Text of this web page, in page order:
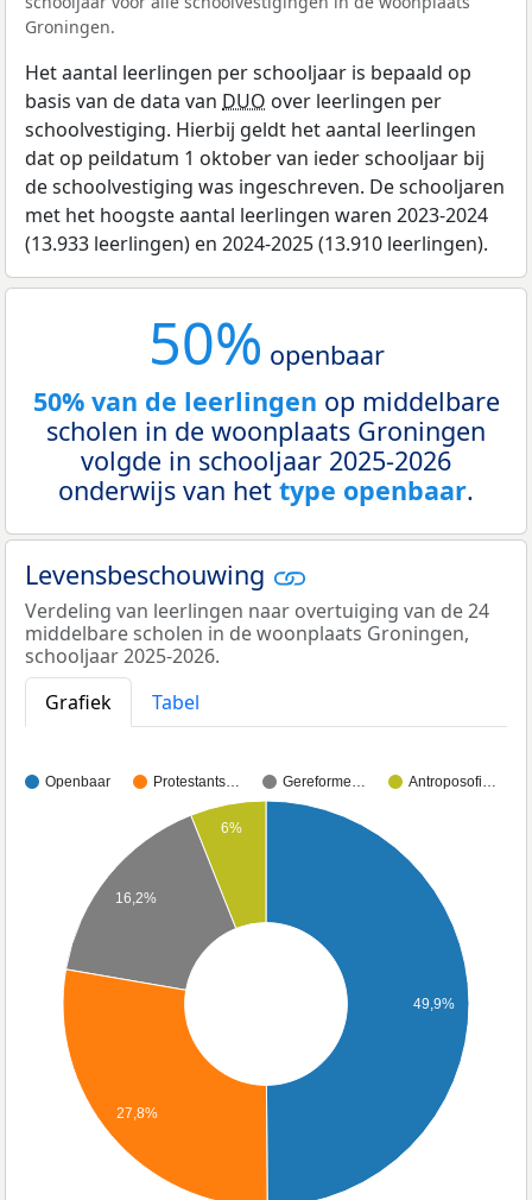
Groningen.
Het aantal leerlingen per schooljaar is bepaald op
basis van de data van DUO over leerlingen per
schoolvestiging. Hierbij geldt het aantal leerlingen
dat op peildatum 1 oktober van ieder schooljaar bij
de schoolvestiging was ingeschreven. De schooljaren
met het hoogste aantal leerlingen waren 2023-2024
(13.933 leerlingen) en 2024-2025 (13.910 leerlingen).
50% openbaar
50% van de leerlingen op middelbare
scholen in de woonplaats Groningen
volgde in schooljaar 2025-2026
onderwijs van het type openbaar.
Levensbeschouwing
Verdeling van leerlingen naar overtuiging van de 24
middelbare scholen in de woonplaats Groningen,
schooljaar 2025-2026.
Grafiek
Tabel
Openbaar Protestants… Gereforme… Antroposofi…
49,9%
6%
16,2%
27,8%